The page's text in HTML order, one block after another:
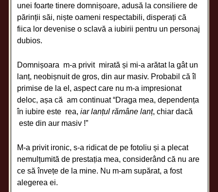
unei foarte tinere domnișoare, adusă la consiliere de
părinții săi, niște oameni respectabili, disperați că
fiica lor devenise o sclavă a iubirii pentru un personaj
dubios.
Domnișoara m-a privit mirată și mi-a arătat la gât un
lanț, neobișnuit de gros, din aur masiv. Probabil că îl
primise de la el, aspect care nu m-a impresionat
deloc, așa că am continuat “Draga mea, dependența
în iubire este rea,iar lanțul rămâne lanț, chiar dacă
este din aur masiv !”
M-a privit ironic, s-a ridicat de pe fotoliu și a plecat
nemulțumită de prestația mea, considerând că nu are
ce să învețe de la mine. Nu m-am supărat, a fost
alegerea ei.